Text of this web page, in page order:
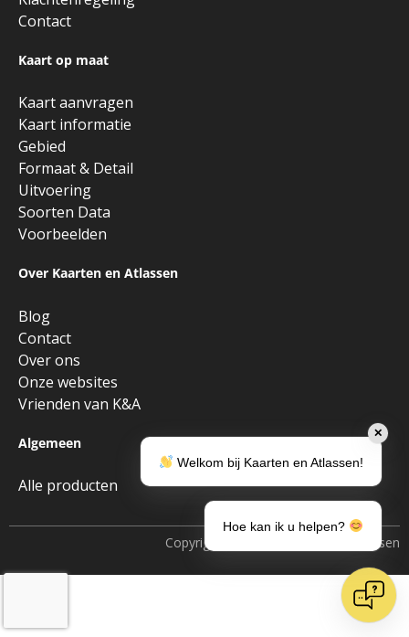
Contact
Kaart op maat
Kaart aanvragen
Kaart informatie
Gebied
Formaat & Detail
Uitvoering
Soorten Data
Voorbeelden
Over Kaarten en Atlassen
Blog
Contact
Over ons
Onze websites
Vrienden van K&A
Algemeen
Alle producten
Copyright © 2026 • Kaarten en Atlassen
✕
Welkom bij Kaarten en Atlassen!
Hoe kan ik u helpen?